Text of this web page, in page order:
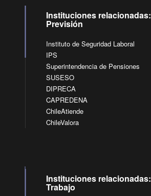
Instituciones relacionadas:
Previsión
Instituto de Seguridad Laboral
IPS
Superintendencia de Pensiones
SUSESO
DIPRECA
CAPREDENA
ChileAtiende
ChileValora
Instituciones relacionadas:
Trabajo